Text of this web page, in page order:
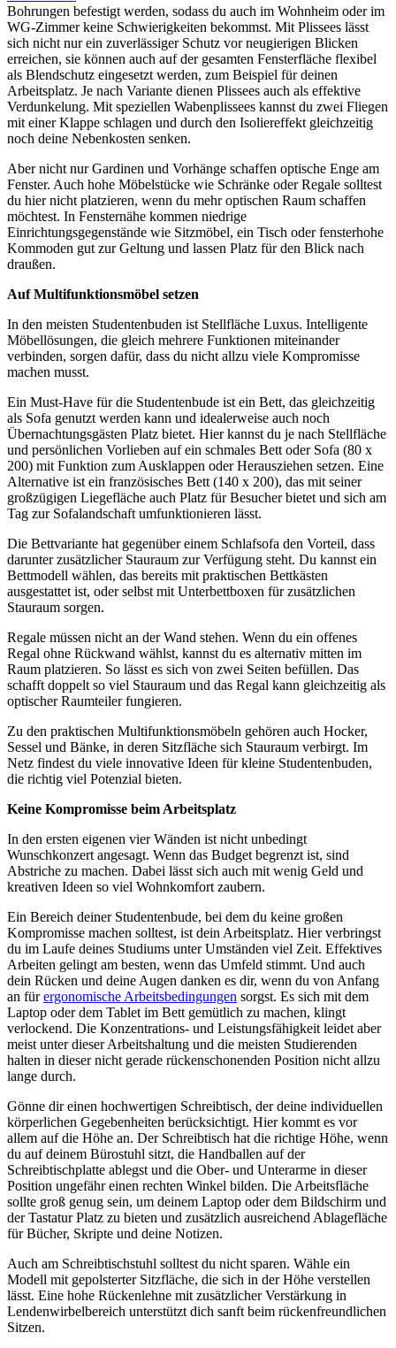
Bohrungen befestigt werden, sodass du auch im Wohnheim oder im
WG-Zimmer keine Schwierigkeiten bekommst. Mit Plissees lässt
sich nicht nur ein zuverlässiger Schutz vor neugierigen Blicken
erreichen, sie können auch auf der gesamten Fensterfläche flexibel
als Blendschutz eingesetzt werden, zum Beispiel für deinen
Arbeitsplatz. Je nach Variante dienen Plissees auch als effektive
Verdunkelung. Mit speziellen Wabenplissees kannst du zwei Fliegen
mit einer Klappe schlagen und durch den Isoliereffekt gleichzeitig
noch deine Nebenkosten senken.
Aber nicht nur Gardinen und Vorhänge schaffen optische Enge am
Fenster. Auch hohe Möbelstücke wie Schränke oder Regale solltest
du hier nicht platzieren, wenn du mehr optischen Raum schaffen
möchtest. In Fensternähe kommen niedrige
Einrichtungsgegenstände wie Sitzmöbel, ein Tisch oder fensterhohe
Kommoden gut zur Geltung und lassen Platz für den Blick nach
draußen.
Auf Multifunktionsmöbel setzen
In den meisten Studentenbuden ist Stellfläche Luxus. Intelligente
Möbellösungen, die gleich mehrere Funktionen miteinander
verbinden, sorgen dafür, dass du nicht allzu viele Kompromisse
machen musst.
Ein Must-Have für die Studentenbude ist ein Bett, das gleichzeitig
als Sofa genutzt werden kann und idealerweise auch noch
Übernachtungsgästen Platz bietet. Hier kannst du je nach Stellfläche
und persönlichen Vorlieben auf ein schmales Bett oder Sofa (80 x
200) mit Funktion zum Ausklappen oder Herausziehen setzen. Eine
Alternative ist ein französisches Bett (140 x 200), das mit seiner
großzügigen Liegefläche auch Platz für Besucher bietet und sich am
Tag zur Sofalandschaft umfunktionieren lässt.
Die Bettvariante hat gegenüber einem Schlafsofa den Vorteil, dass
darunter zusätzlicher Stauraum zur Verfügung steht. Du kannst ein
Bettmodell wählen, das bereits mit praktischen Bettkästen
ausgestattet ist, oder selbst mit Unterbettboxen für zusätzlichen
Stauraum sorgen.
Regale müssen nicht an der Wand stehen. Wenn du ein offenes
Regal ohne Rückwand wählst, kannst du es alternativ mitten im
Raum platzieren. So lässt es sich von zwei Seiten befüllen. Das
schafft doppelt so viel Stauraum und das Regal kann gleichzeitig als
optischer Raumteiler fungieren.
Zu den praktischen Multifunktionsmöbeln gehören auch Hocker,
Sessel und Bänke, in deren Sitzfläche sich Stauraum verbirgt. Im
Netz findest du viele innovative Ideen für kleine Studentenbuden,
die richtig viel Potenzial bieten.
Keine Kompromisse beim Arbeitsplatz
In den ersten eigenen vier Wänden ist nicht unbedingt
Wunschkonzert angesagt. Wenn das Budget begrenzt ist, sind
Abstriche zu machen. Dabei lässt sich auch mit wenig Geld und
kreativen Ideen so viel Wohnkomfort zaubern.
Ein Bereich deiner Studentenbude, bei dem du keine großen
Kompromisse machen solltest, ist dein Arbeitsplatz. Hier verbringst
du im Laufe deines Studiums unter Umständen viel Zeit. Effektives
Arbeiten gelingt am besten, wenn das Umfeld stimmt. Und auch
dein Rücken und deine Augen danken es dir, wenn du von Anfang
an fürergonomische Arbeitsbedingungen sorgst. Es sich mit dem
Laptop oder dem Tablet im Bett gemütlich zu machen, klingt
verlockend. Die Konzentrations- und Leistungsfähigkeit leidet aber
meist unter dieser Arbeitshaltung und die meisten Studierenden
halten in dieser nicht gerade rückenschonenden Position nicht allzu
lange durch.
Gönne dir einen hochwertigen Schreibtisch, der deine individuellen
körperlichen Gegebenheiten berücksichtigt. Hier kommt es vor
allem auf die Höhe an. Der Schreibtisch hat die richtige Höhe, wenn
du auf deinem Bürostuhl sitzt, die Handballen auf der
Schreibtischplatte ablegst und die Ober- und Unterarme in dieser
Position ungefähr einen rechten Winkel bilden. Die Arbeitsfläche
sollte groß genug sein, um deinem Laptop oder dem Bildschirm und
der Tastatur Platz zu bieten und zusätzlich ausreichend Ablagefläche
für Bücher, Skripte und deine Notizen.
Auch am Schreibtischstuhl solltest du nicht sparen. Wähle ein
Modell mit gepolsterter Sitzfläche, die sich in der Höhe verstellen
lässt. Eine hohe Rückenlehne mit zusätzlicher Verstärkung in
Lendenwirbelbereich unterstützt dich sanft beim rückenfreundlichen
Sitzen.